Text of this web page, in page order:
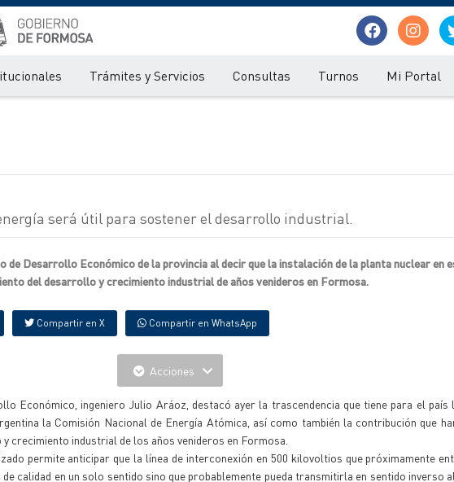
Trámites y Servicios Consultas Turnos Mi Portal
será útil para sostener el desarrollo industrial.
de Desarrollo Económico de la provincia al decir que la instalación de la planta nuclear en
del desarrollo y crecimiento industrial de años venideros en Formosa.
Compartir en X Compartir en WhatsApp
Acciones
Económico, ingeniero Julio Aráoz, destacó ayer la trascendencia que tiene para el país
la Comisión Nacional de Energía Atómica, así como también la contribución que
crecimiento industrial de los años venideros en Formosa.
permite anticipar que la línea de interconexión en 500 kilovoltios que próximamente
calidad en un solo sentido sino que probablemente pueda transmitirla en sentido inverso